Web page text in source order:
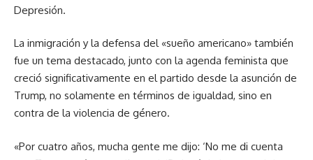
Depresión.
La inmigración y la defensa del «sueño americano» también
fue un tema destacado, junto con la agenda feminista que
creció significativamente en el partido desde la asunción de
Trump, no solamente en términos de igualdad, sino en
contra de la violencia de género.
«Por cuatro años, mucha gente me dijo: ‘No me di cuenta